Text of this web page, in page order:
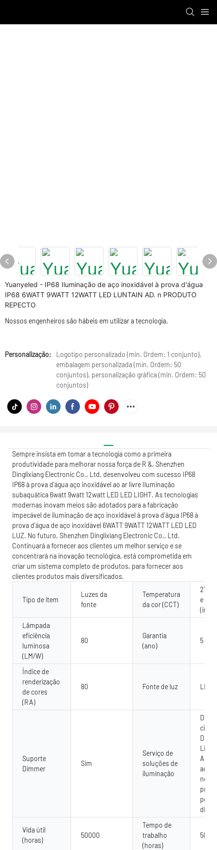
Yuanyeled - IP68 Iluminação de aço inoxidável à prova d'água
IP68 6WATT 9WATT 12WATT LED LUNTAIN AD. n PRODUTO
REPECTO
Nossos engenheiros são hábeis em utilizar a tecnologia.
Personalização:
Logotipo personalizado (min. Ordem: 1 conjunto),
embalagem personalizada (min. Ordem: 50
conjuntos), personalização gráfica (min. Ordem: 50
conjuntos)
Sempre insista em tomar a tecnologia como a primeira
produtividade para melhorar nossa força de R &, Shenzhen
Dinglixiang Electronic Co., Ltd. desenvolveu com sucesso IP68
IP68 à prova d'água aço inoxidável ao ar livre Iluminação
subaquática 6watt 9watt 12watt LED LED LIGHT. As tecnologias
modernas inovam meios são adotados para a fabricação
impecável de iluminação de aço inoxidável à prova d'água IP68 à
prova d'água de aço inoxidável 6WATT 9WATT 12WATT LED LED
LUZ. No futuro, Shenzhen Dinglixiang Electronic Co., Ltd.
Continuará a fornecer aos clientes um melhor serviço e se
concentrará na inovação tecnológica, está comprometida em
criar um sistema completo de produtos, para fornecer aos
clientes produtos mais diversificados.
Tipo de item
Luzes da
fonte
Temperatura
da cor (CCT)
e
(ir/rf/
Lâmpada
eficiência
luminosa
(LM/W)
80
Garantia
(ano)
5
Índice de
renderização
de cores
(RA)
80 Fonte de luz LED
Suporte
Dimmer
Sim
Serviço de
soluções de
iluminação
no
Vida útil
(horas)
50000
Tempo de
trabalho
(horas)